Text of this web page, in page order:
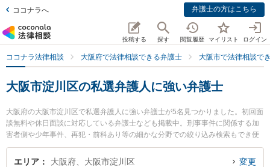
ココナラへ 弁護士の方はこちら
投稿する 探す 閲覧履歴 マイリスト ログイン
ココナラ法律相談 大阪府で法律相談できる弁護士 大阪市で法律相談で
大阪市淀川区の私選弁護人に強い弁護士
大阪府の大阪市淀川区で私選弁護人に強い弁護士が5名見つかりました。初回面
談無料や休日面談に対応している弁護士なども掲載中。刑事事件に関係する加
害者側や少年事件、再犯・前科あり等の細かな分野での絞り込み検索もでき便
利です。特に金城・清水法律会計事務所の金城 雄真弁護士やゆうき法律事務所
の結城 圭一弁護士、TRY総合法律事務所の藤木 大雅弁護士のプロフィール情報
エリア 大阪府、大阪市淀川区 変更